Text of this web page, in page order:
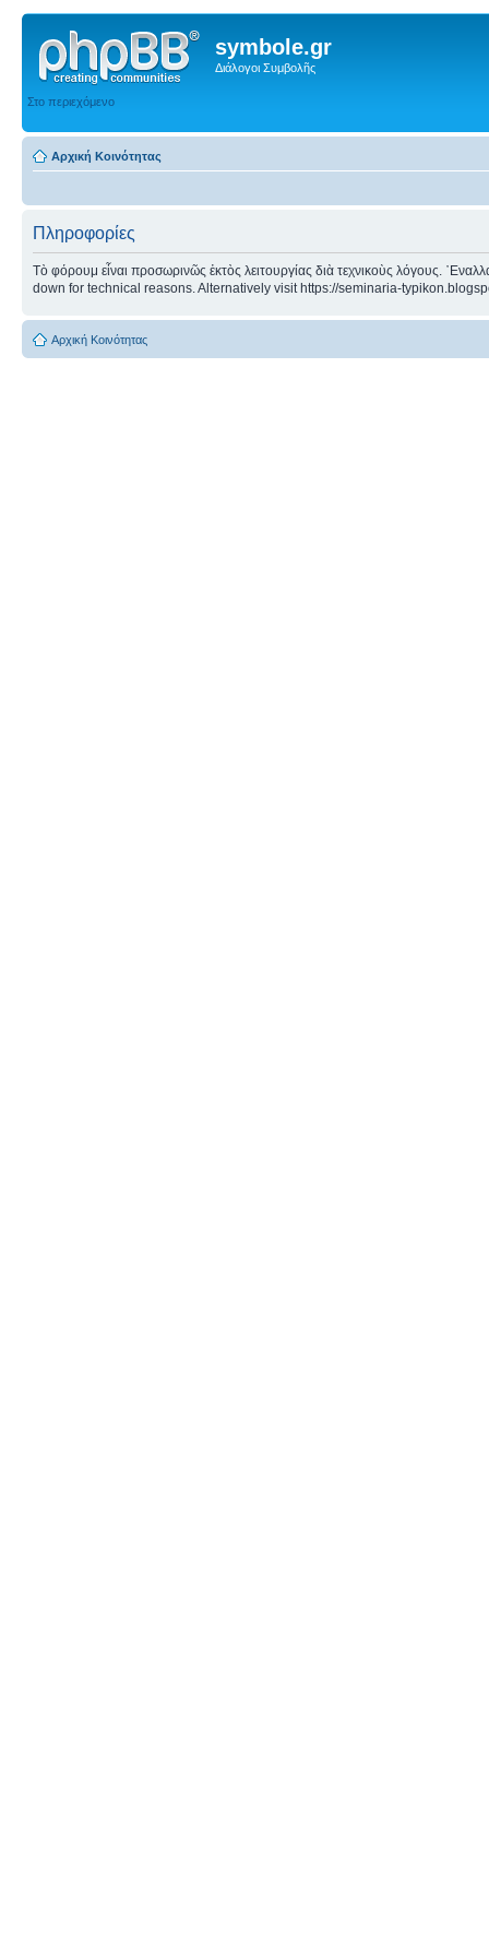
symbole.gr
Διάλογοι Συμβολῆς
Στο περιεχόμενο
Αρχική Κοινότητας
Πληροφορίες
Τὸ φόρουμ εἶναι προσωρινῶς ἐκτὸς λειτουργίας διὰ τεχνικοὺς λόγους.
down for technical reasons. Alternatively visit https://seminaria-
Αρχική Κοινότητας